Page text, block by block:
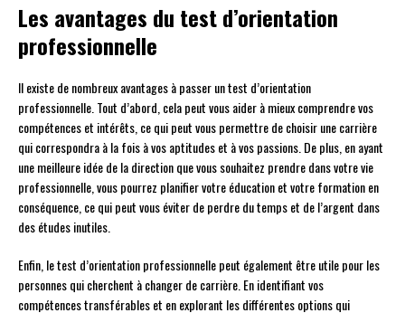
Les avantages du test d’orientation
professionnelle
Il existe de nombreux avantages à passer un test d’orientation
professionnelle. Tout d’abord, cela peut vous aider à mieux comprendre vos
compétences et intérêts, ce qui peut vous permettre de choisir une carrière
qui correspondra à la fois à vos aptitudes et à vos passions. De plus, en ayant
une meilleure idée de la direction que vous souhaitez prendre dans votre vie
professionnelle, vous pourrez planifier votre éducation et votre formation en
conséquence, ce qui peut vous éviter de perdre du temps et de l’argent dans
des études inutiles.
Enfin, le test d’orientation professionnelle peut également être utile pour les
personnes qui cherchent à changer de carrière. En identifiant vos
compétences transférables et en explorant les différentes options qui